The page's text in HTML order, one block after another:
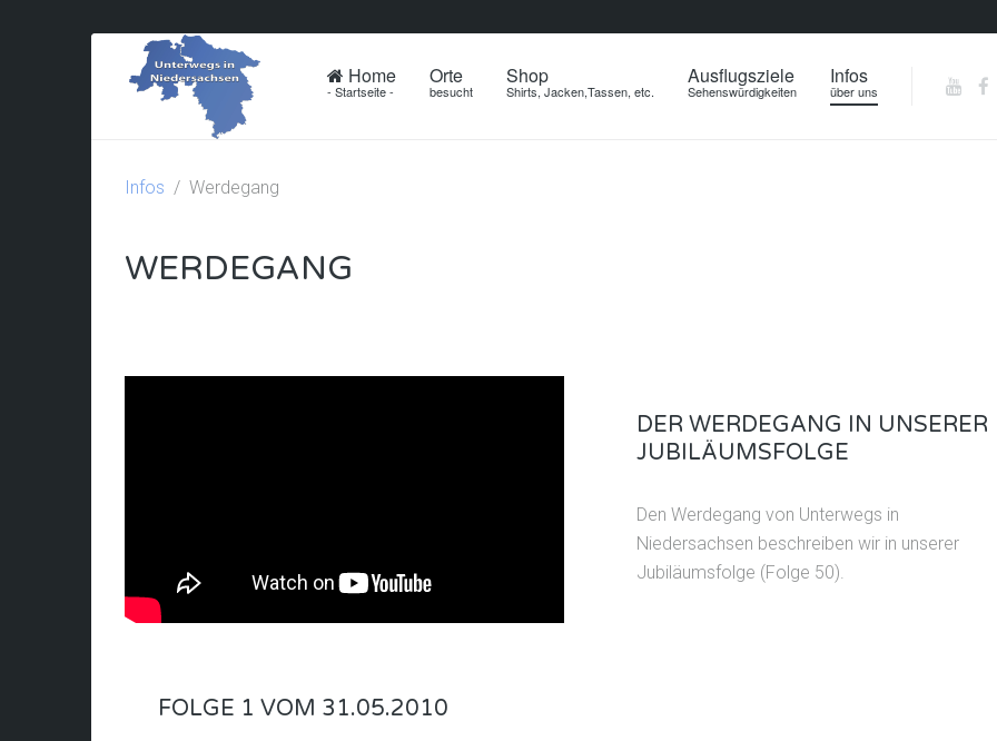
Home
- Startseite -
Orte
besucht
Shop
Shirts, Jacken,Tassen, etc.
Ausflugsziele
Sehenswürdigkeiten
Infos
über uns
Infos Werdegang
WERDEGANG
DER WERDEGANG IN UNSERER
JUBILÄUMSFOLGE
Den Werdegang von Unterwegs in
Niedersachsen beschreiben wir in unserer
Jubiläumsfolge (Folge 50).
FOLGE 1 VOM 31.05.2010